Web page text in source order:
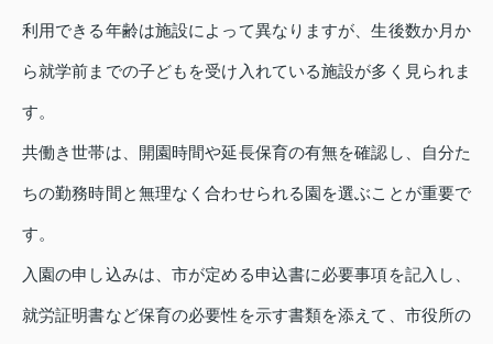
利用できる年齢は施設によって異なりますが、生後数か月か
ら就学前までの子どもを受け入れている施設が多く見られま
す。
共働き世帯は、開園時間や延長保育の有無を確認し、自分た
ちの勤務時間と無理なく合わせられる園を選ぶことが重要で
す。
入園の申し込みは、市が定める申込書に必要事項を記入し、
就労証明書など保育の必要性を示す書類を添えて、市役所の